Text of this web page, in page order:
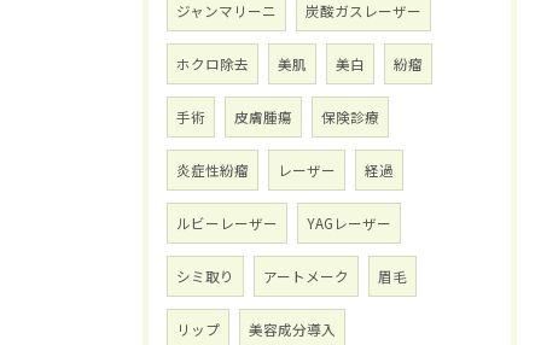
ジャンマリーニ 炭酸ガスレーザー
ホクロ除去 美肌 美白 紛瘤
手術 皮膚腫瘍 保険診療
炎症性紛瘤 レーザー 経過
ルビーレーザー YAGレーザー
シミ取り アートメーク 眉毛
リップ 美容成分導入